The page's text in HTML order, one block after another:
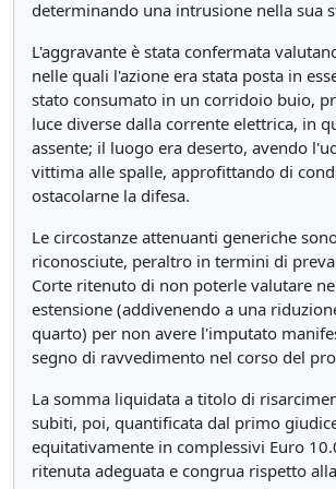
determinando una intrusione nella sua
L'aggravante è stata confermata
nelle quali l'azione era stata posta in
stato consumato in un corridoio buio,
luce diverse dalla corrente elettrica, in
assente; il luogo era deserto, avendo
vittima alle spalle, approfittando di
ostacolarne la difesa.
Le circostanze attenuanti generiche
riconosciute, peraltro in termini di
Corte ritenuto di non poterle valutare
estensione (addivenendo a una
quarto) per non avere l'imputato
segno di ravvedimento nel corso del
La somma liquidata a titolo di
subiti, poi, quantificata dal primo
equitativamente in complessivi Euro
ritenuta adeguata e congrua rispetto